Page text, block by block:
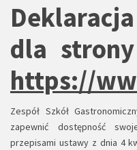
dla
https://
Zespół Szkół
zapewnić dostępność
przepisami ustawy z dnia 4